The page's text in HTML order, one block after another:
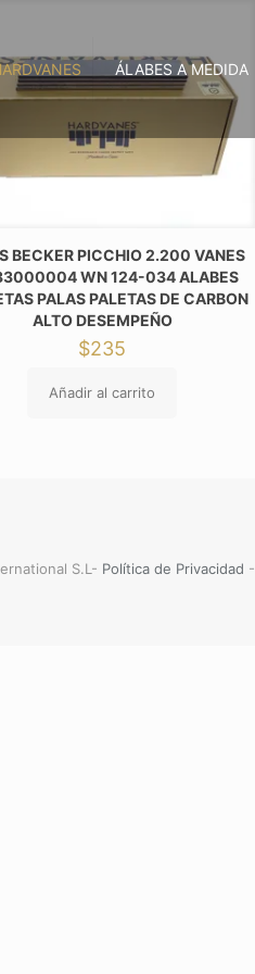
ÁLABES A MEDIDA
BECKER PICCHIO 2.200 VANES
WN 124-034 ALABES
PALAS PALETAS DE CARBON
ALTO DESEMPEÑO
$235
Añadir al carrito
S.L- Política de Privacidad -